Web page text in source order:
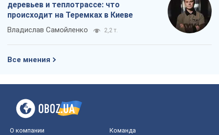
деревьев и теплотрассе: что
происходит на Теремках в Киеве
Владислав Самойленко 2,2 т.
Все мнения
О компании Команда